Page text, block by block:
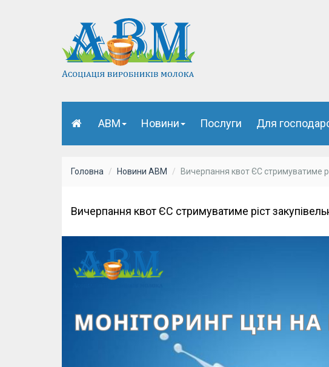
АВМ Новини Послуги Для
Головна Новини АВМ Вичерпання квот ЄС стримуватиме
Вичерпання квот ЄС стримуватиме ріст